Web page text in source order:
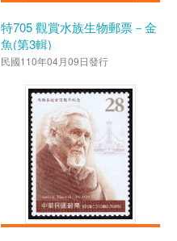
特705 觀賞水族生物郵票－金
魚(第3輯)
民國110年04月09日發行